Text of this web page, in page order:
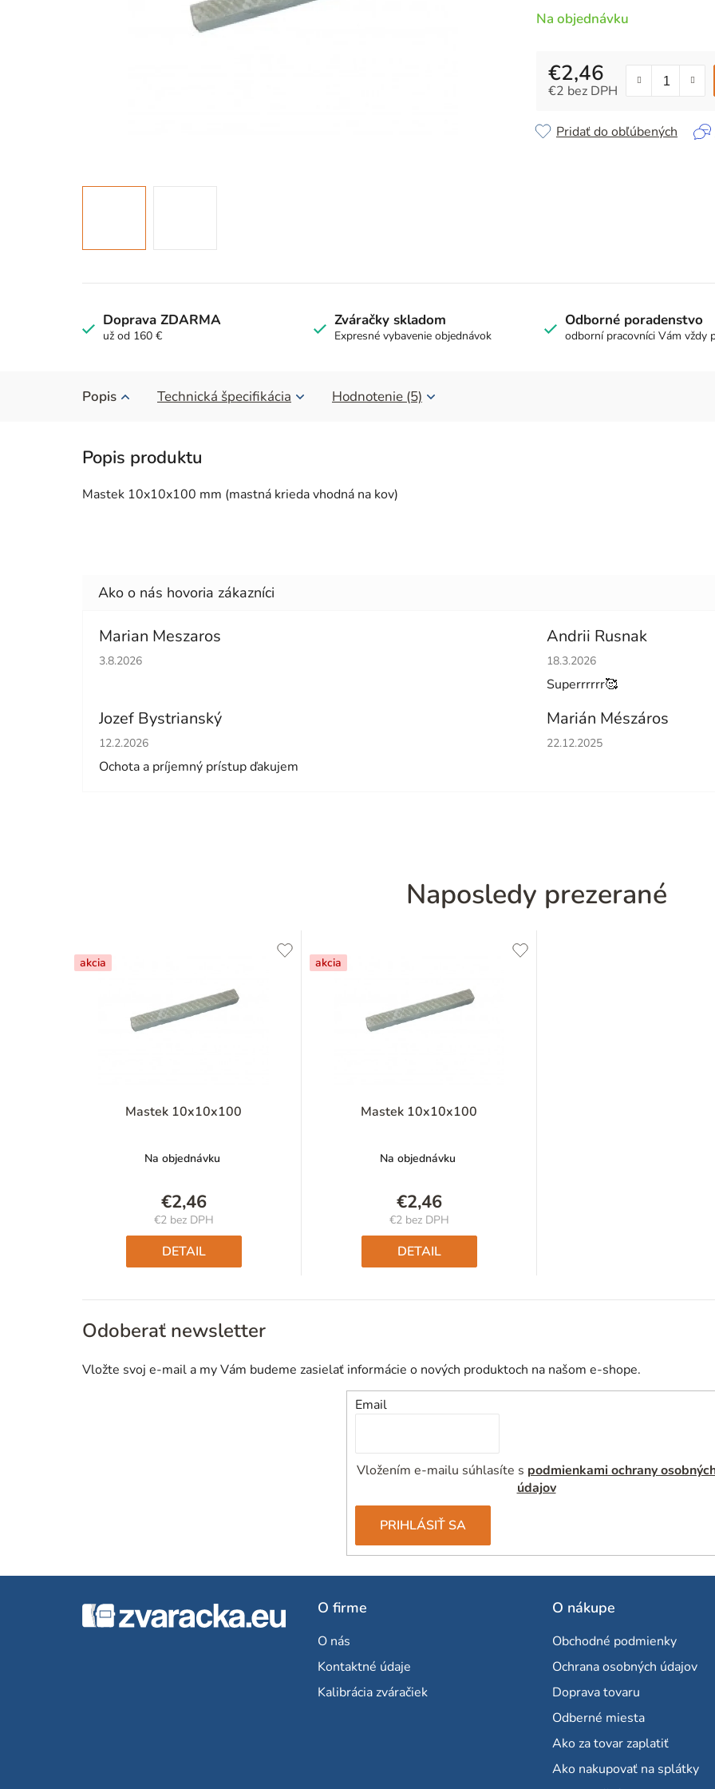
hviezdičiek.
Na objednávku
€2,46
€2 bez DPH
Pridať do obľúbených
Doprava ZDARMA
už od 160 €
Zváračky skladom
Expresné vybavenie objednávok
Odborné poradenstvo
odborní pracovníci Vám vždy
Popis Technická špecifikácia Hodnotenie (5)
Mastek 10x10x100 mm (mastná krieda vhodná na kov)
Marian Meszaros
Hodnotenie obchodu je 5 z 5 hviezdičiek.
3.8.2026
Andrii Rusnak
Hodnotenie obchodu je 5 z 5
18.3.2026
Superrrrrr🥰
Jozef Bystrianský
Hodnotenie obchodu je 5 z 5 hviezdičiek.
12.2.2026
Ochota a príjemný prístup ďakujem
Marián Mészáros
Hodnotenie obchodu je 5 z 5
22.12.2025
Naposledy prezerané
akcia
Mastek 10x10x100
Na objednávku
€2,46
€2 bez DPH
Jednotková
cena:
DETAIL
akcia
Mastek 10x10x100
Na objednávku
€2,46
€2 bez DPH
Jednotková
cena:
DETAIL
Odoberať newsletter
Vložte svoj e-mail a my Vám budeme zasielať informácie o nových produktoch na našom e-shope.
Email
Vložením e-mailu súhlasíte s podmienkami ochrany
údajov
PRIHLÁSIŤ SA
O firme
O nás
Kontaktné údaje
Kalibrácia zváračiek
O nákupe
Obchodné podmienky
Ochrana osobných údajov
Doprava tovaru
Odberné miesta
Ako za tovar zaplatiť
Ako nakupovať na splátky